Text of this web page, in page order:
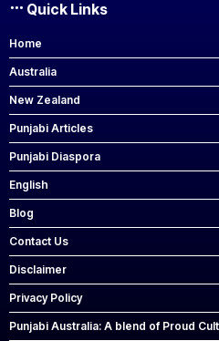
Quick Links
Home
Australia
New Zealand
Punjabi Articles
Punjabi Diaspora
English
Blog
Contact Us
Disclaimer
Privacy Policy
Punjabi Australia: A blend of Proud